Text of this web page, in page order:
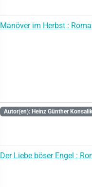
Manöver im Herbst :
Autor(en): Heinz Günther Konsalik
Der Liebe böser Engel :